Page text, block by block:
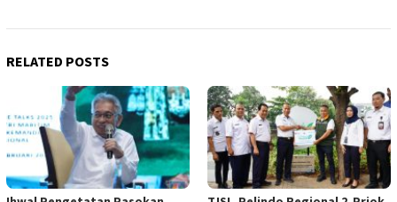
RELATED POSTS